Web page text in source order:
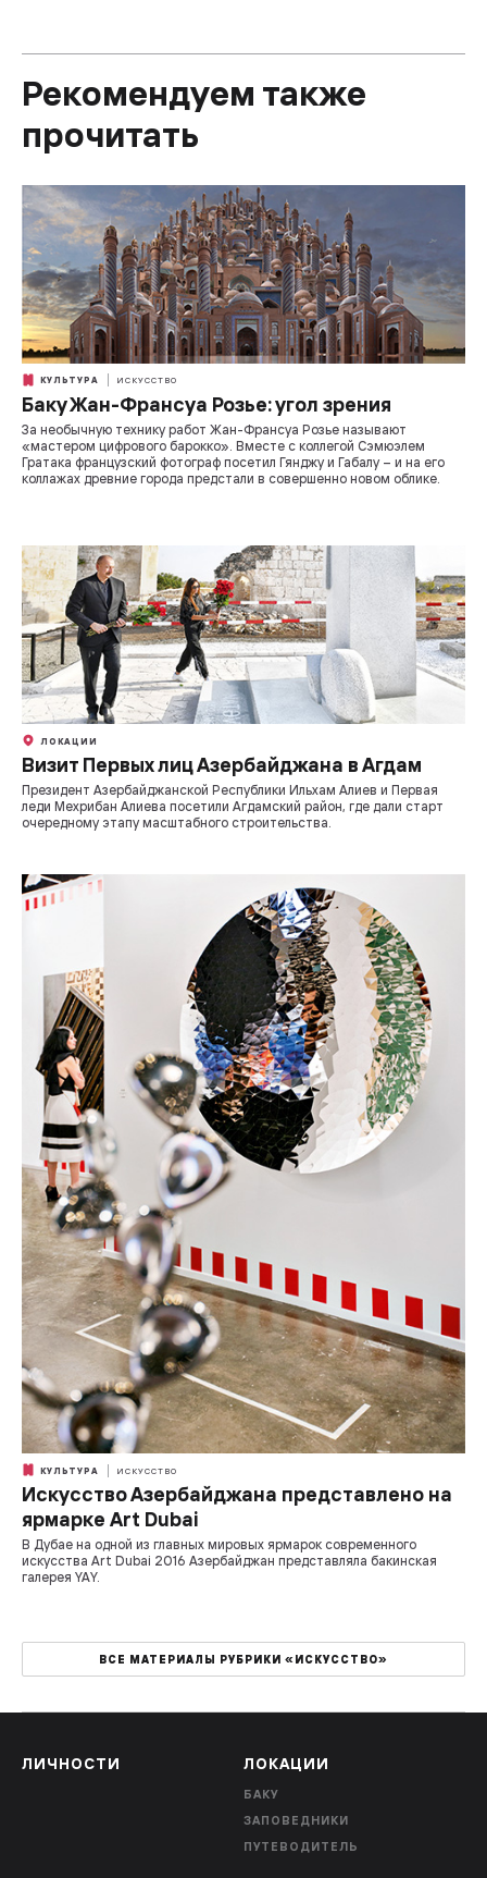
Рекомендуем также
прочитать
КУЛЬТУРА ИСКУССТВО
Баку Жан-Франсуа Розье: угол зрения
За необычную технику работ Жан-Франсуа Розье называют
«мастером цифрового барокко». Вместе с коллегой Сэмюэлем
Гратака французский фотограф посетил Гянджу и Габалу – и на его
коллажах древние города предстали в совершенно новом облике.
ЛОКАЦИИ
Визит Первых лиц Азербайджана в Агдам
Президент Азербайджанской Республики Ильхам Алиев и Первая
леди Мехрибан Алиева посетили Агдамский район, где дали старт
очередному этапу масштабного строительства.
КУЛЬТУРА ИСКУССТВО
Искусство Азербайджана представлено на
ярмарке Art Dubai
В Дубае на одной из главных мировых ярмарок современного
искусства Art Dubai 2016 Азербайджан представляла бакинская
галерея YAY.
ВСЕ МАТЕРИАЛЫ РУБРИКИ «ИСКУССТВО»
ЛИЧНОСТИ ЛОКАЦИИ
БАКУ
ЗАПОВЕДНИКИ
ПУТЕВОДИТЕЛЬ